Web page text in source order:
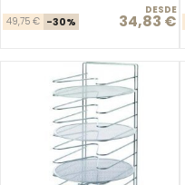
Precio base
49,75 € -30% Precio
DESDE
34,83 €